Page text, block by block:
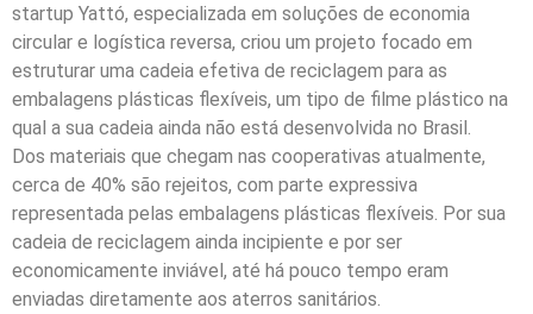
startup Yattó, especializada em soluções de economia
circular e logística reversa, criou um projeto focado em
estruturar uma cadeia efetiva de reciclagem para as
embalagens plásticas flexíveis, um tipo de filme plástico na
qual a sua cadeia ainda não está desenvolvida no Brasil.
Dos materiais que chegam nas cooperativas atualmente,
cerca de 40% são rejeitos, com parte expressiva
representada pelas embalagens plásticas flexíveis. Por sua
cadeia de reciclagem ainda incipiente e por ser
economicamente inviável, até há pouco tempo eram
enviadas diretamente aos aterros sanitários.